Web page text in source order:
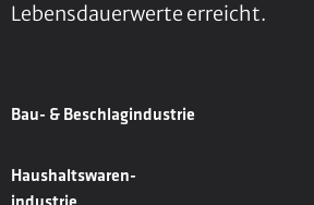
Lebensdauerwerte erreicht.
Bau- & Beschlagindustrie
Haushaltswaren-